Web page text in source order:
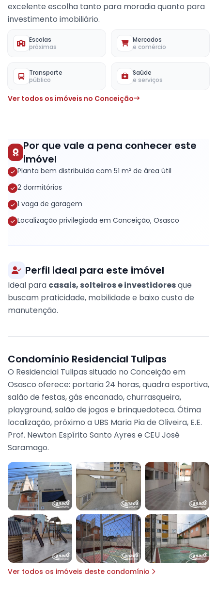
excelente escolha tanto para moradia quanto para
investimento imobiliário.
Escolas
próximas
Mercados
e comércio
Transporte
público
Saúde
e serviços
Ver todos os imóveis no Conceição
Por que vale a pena conhecer este
imóvel
Planta bem distribuída com 51 m² de área útil
2 dormitórios
1 vaga de garagem
Localização privilegiada em Conceição, Osasco
Perfil ideal para este imóvel
Ideal para casais, solteiros e investidoresque
buscam praticidade, mobilidade e baixo custo de
manutenção.
Condomínio Residencial Tulipas
O Residencial Tulipas situado no Conceição em
Osasco oferece: portaria 24 horas, quadra esportiva,
salão de festas, gás encanado, churrasqueira,
playground, salão de jogos e brinquedoteca. Ótima
localização, próximo a UBS Maria Pia de Oliveira, E.E.
Prof. Newton Espírito Santo Ayres e CEU José
Saramago.
Ver todos os imóveis deste condomínio